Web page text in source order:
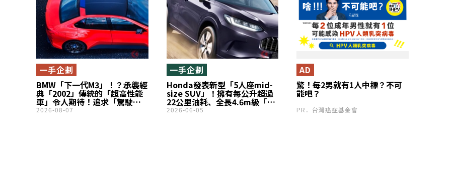
BMW「下一代M3」！？承襲經
典「2002」傳統的「超高性能
車」令人期待！追求「駕駛樂
趣」的新車還具備長途續航能
一手企劃
2026-08-07
Honda發表新型「5人座mid-
size SUV」！擁有每公升超過
22公里油耗、全長4.6m級「流
線造型」！還有如sedan般的
一手企劃
2026-06-05
驚！每2男就有1人中標？不可
能吧？
AD
PR．台灣癌症基金會